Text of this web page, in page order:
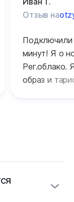
Отзыв на
Подключили
минут! Я о
Рег.облако.
образ и